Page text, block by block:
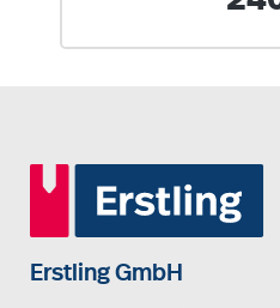
Erstling GmbH